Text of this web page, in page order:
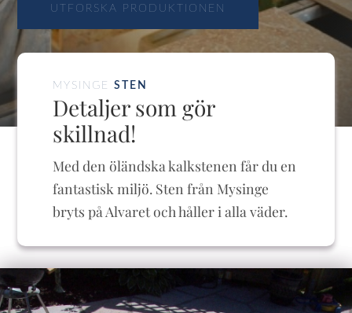
UTFORSKA PRODUKTIONEN
MYSINGESTEN
Detaljer som gör
skillnad!
Med den öländska kalkstenen får du en
fantastisk miljö. Sten från Mysinge
bryts på Alvaret och håller i alla väder.